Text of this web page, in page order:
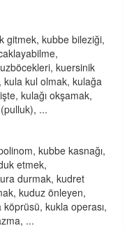
gitmek, kubbe bileziği,
kuersinik
kul olmak, kulağa
kulağı okşamak,
...
kubbe kasnağı,
etmek,
durmak, kudret
kuduz önleyen,
kukla operası,
...